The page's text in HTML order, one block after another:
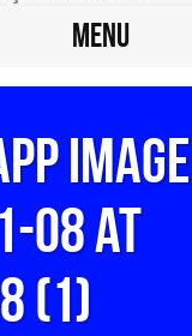
MENU
Image
08 at
(1)